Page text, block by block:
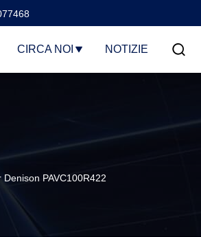
CIRCA NOI NOTIZIE
PAVC100R422